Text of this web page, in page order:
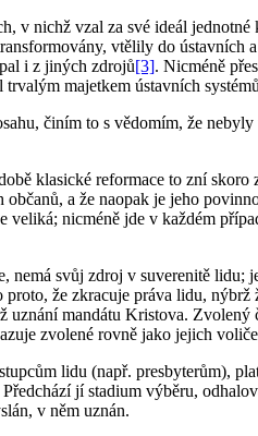
v nichž vzal za své ideál
vtělily do ústavních
i z jiných zdrojů[3]. Nicméně
majetkem ústavních
činím to s vědomím, že
klasické reformace to zní
a že naopak je jeho
nicméně jde v každém
svůj zdroj v suverenitě lidu;
že zkracuje práva lidu,
mandátu Kristova.
zvolené rovně jako jejich
lidu (např. presbyterům),
jí stadium výběru,
v něm uznán.